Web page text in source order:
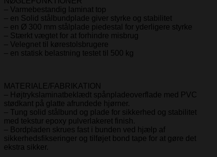
– Varmebestandig laminat top
– en Solid stålbundplade giver styrke og stabilitet
– en Ø 300 mm stålplade piedestal for yderligere styrke
– Stærkt vægtet for at forhindre misbrug
– Velegnet til kørestolsbrugere
– en statisk belastning testet til 500 kg
MATERIALE/FABRIKATION
– Højtrykslaminatbeklædt spånpladeoverflade med PVC
stødkant på glatte afrundede hjørner.
– Tung solid stålbund og plade for sikkerhed og stabilitet
med tekstur epoxy pulverlakeret finish.
– Bordpladen skrues fast i bunden ved hjælp af
sikkerhedsfikseringer og tilføjet bond tape for at gøre det
ekstra sikker.